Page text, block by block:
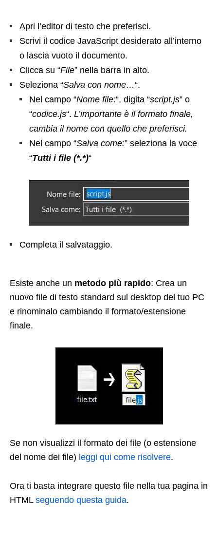
Apri l’editor di testo che preferisci.
Scrivi il codice JavaScript desiderato all’interno
o lascia vuoto il documento.
Clicca su “File” nella barra in alto.
Seleziona “Salva con nome…“.
Nel campo “Nome file:“, digita “script.js” o
“codice.js“. L’importante è il formato finale,
cambia il nome con quello che preferisci.
Nel campo “Salva come:” seleziona la voce
“Tutti i file (*.*)“
Completa il salvataggio.
Esiste anche un metodo più rapido: Crea un
nuovo file di testo standard sul desktop del tuo PC
e rinominalo cambiando il formato/estensione
finale.
Se non visualizzi il formato dei file (o estensione
del nome dei file) leggi qui come risolvere.
Ora ti basta integrare questo file nella tua pagina in
HTML seguendo questa guida.